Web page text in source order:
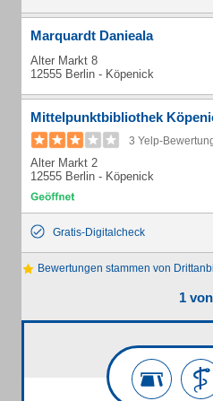
Marquardt Danieala
Alter Markt 8
12555 Berlin - Köpenick
Mittelpunktbibliothek
3 Yelp-
Alter Markt 2
12555 Berlin - Köpenick
Gratis-Digitalcheck
Bewertungen stammen von
1